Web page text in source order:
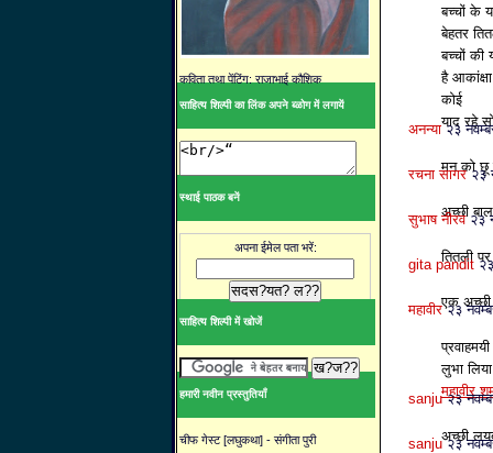
कविता तथा पेंटिंग: राजाभाई कौशिक
साहित्य शिल्पी का लिंक अपने ब्ळोग में लगायें
स्थाई पाठक बनें
अपना ईमेल पता भरें:
साहित्य शिल्पी में खोजें
हमारी नवीन प्रस्तुतियाँ
चीफ गेस्ट [लघुकथा] - संगीता पुरी
बच्‍चों के
बेहतर
बच्‍चों की
है
कोई
याद रहे
अनन्या २३
मन को छू
रचना सागर २३
अच्छी
सुभाष नीरव २३
तितली
gita pandit
एक अच्छी
महावीर २३
लुभा
महावीर
sanju २३
अच्छी
sanju २३